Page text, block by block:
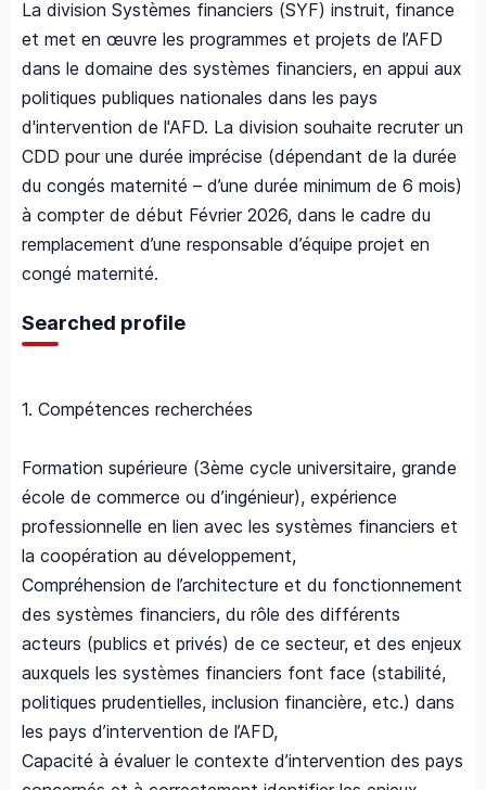
La division Systèmes financiers (SYF) instruit, finance
et met en œuvre les programmes et projets de l’AFD
dans le domaine des systèmes financiers, en appui aux
politiques publiques nationales dans les pays
d'intervention de l'AFD. La division souhaite recruter un
CDD pour une durée imprécise (dépendant de la durée
du congés maternité – d’une durée minimum de 6 mois)
à compter de début Février 2026, dans le cadre du
remplacement d’une responsable d’équipe projet en
congé maternité.
Searched profile
1. Compétences recherchées
Formation supérieure (3ème cycle universitaire, grande
école de commerce ou d’ingénieur), expérience
professionnelle en lien avec les systèmes financiers et
la coopération au développement,
Compréhension de l’architecture et du fonctionnement
des systèmes financiers, du rôle des différents
acteurs (publics et privés) de ce secteur, et des enjeux
auxquels les systèmes financiers font face (stabilité,
politiques prudentielles, inclusion financière, etc.) dans
les pays d’intervention de l’AFD,
Capacité à évaluer le contexte d’intervention des pays